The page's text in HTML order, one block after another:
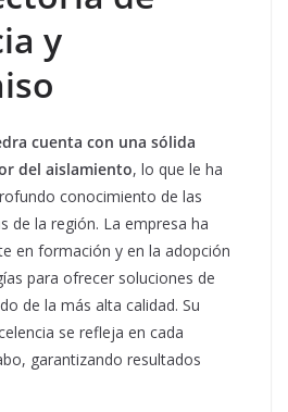
y
cuenta con una sólida
del aislamiento, lo que le ha
conocimiento de las
de la región. La empresa ha
en formación y en la adopción
para ofrecer soluciones de
de la más alta calidad. Su
se refleja en cada
garantizando resultados